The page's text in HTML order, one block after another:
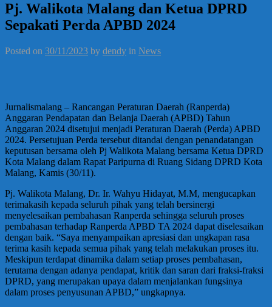
Pj. Walikota Malang dan Ketua DPRD
Sepakati Perda APBD 2024
Posted on 30/11/2023 by dendy in News
Jurnalismalang – Rancangan Peraturan Daerah (Ranperda)
Anggaran Pendapatan dan Belanja Daerah (APBD) Tahun
Anggaran 2024 disetujui menjadi Peraturan Daerah (Perda) APBD
2024. Persetujuan Perda tersebut ditandai dengan penandatangan
keputusan bersama oleh Pj Walikota Malang bersama Ketua DPRD
Kota Malang dalam Rapat Paripurna di Ruang Sidang DPRD Kota
Malang, Kamis (30/11).
Pj. Walikota Malang, Dr. Ir. Wahyu Hidayat, M.M, mengucapkan
terimakasih kepada seluruh pihak yang telah bersinergi
menyelesaikan pembahasan Ranperda sehingga seluruh proses
pembahasan terhadap Ranperda APBD TA 2024 dapat diselesaikan
dengan baik. “Saya menyampaikan apresiasi dan ungkapan rasa
terima kasih kepada semua pihak yang telah melakukan proses itu.
Meskipun terdapat dinamika dalam setiap proses pembahasan,
terutama dengan adanya pendapat, kritik dan saran dari fraksi-fraksi
DPRD, yang merupakan upaya dalam menjalankan fungsinya
dalam proses penyusunan APBD,” ungkapnya.